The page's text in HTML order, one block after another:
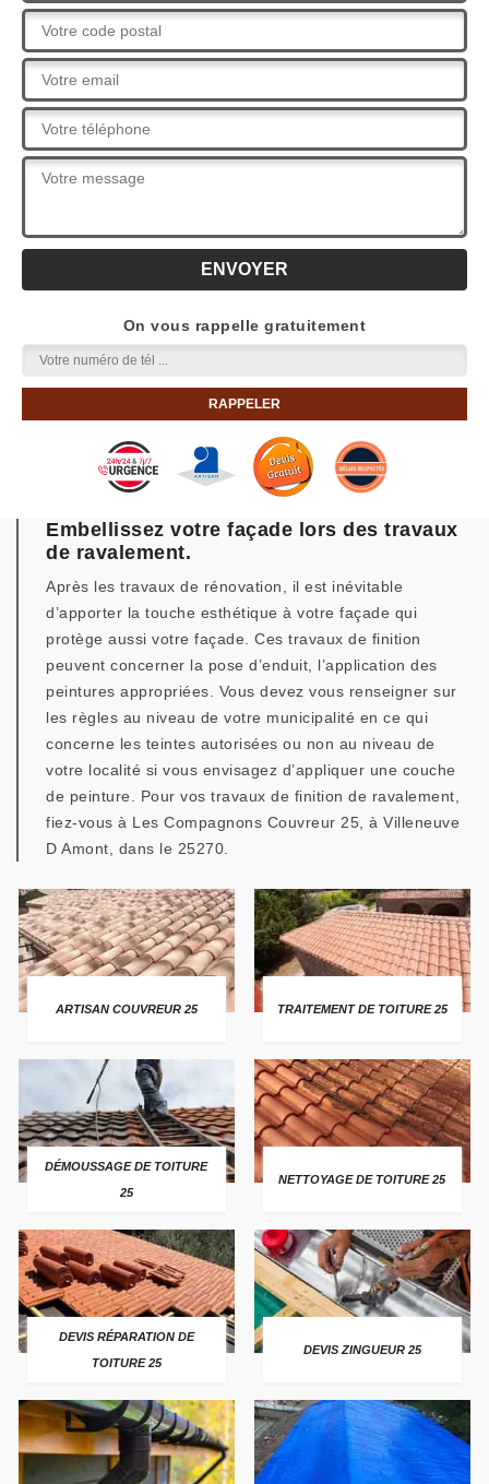
On vous rappelle gratuitement
Embellissez votre façade lors des travaux
de ravalement.
Après les travaux de rénovation, il est inévitable
d’apporter la touche esthétique à votre façade qui
protège aussi votre façade. Ces travaux de finition
peuvent concerner la pose d’enduit, l’application des
peintures appropriées. Vous devez vous renseigner sur
les règles au niveau de votre municipalité en ce qui
concerne les teintes autorisées ou non au niveau de
votre localité si vous envisagez d’appliquer une couche
de peinture. Pour vos travaux de finition de ravalement,
fiez-vous à Les Compagnons Couvreur 25, à Villeneuve
D Amont, dans le 25270.
ARTISAN COUVREUR 25 TRAITEMENT DE TOITURE 25
DÉMOUSSAGE DE TOITURE
25
NETTOYAGE DE TOITURE 25
DEVIS RÉPARATION DE
TOITURE 25
DEVIS ZINGUEUR 25